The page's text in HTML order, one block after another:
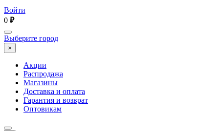
Войти
0 ₽
Выберите город
×
Акции
Распродажа
Магазины
Доставка и оплата
Гарантия и возврат
Оптовикам